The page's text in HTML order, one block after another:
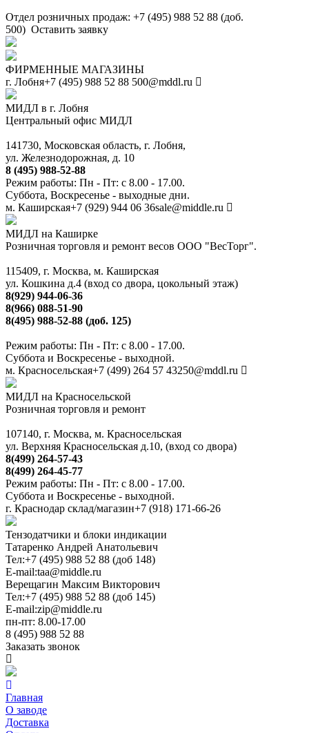
Отдел розничных продаж: +7 (495) 988 52 88 (доб.
500) Оставить заявку
ФИРМЕННЫЕ МАГАЗИНЫ
г. Лобня+7 (495) 988 52 88 500@mddl.ru
МИДЛ в г. Лобня
Центральный офис МИДЛ
141730, Московская область, г. Лобня,
ул. Железнодорожная, д. 10
8 (495) 988-52-88
Режим работы: Пн - Пт: с 8.00 - 17.00.
Суббота, Воскресенье - выходные дни.
м. Каширская+7 (929) 944 06 36sale@middle.ru
МИДЛ на Каширке
Розничная торговля и ремонт весов ООО "ВесТорг".
115409, г. Москва, м. Каширская
ул. Кошкина д.4 (вход со двора, цокольный этаж)
8(929) 944-06-36
8(966) 088-51-90
8(495) 988-52-88 (доб. 125)
Режим работы: Пн - Пт: с 8.00 - 17.00.
Суббота и Воскресенье - выходной.
м. Красносельская+7 (499) 264 57 43250@mddl.ru
МИДЛ на Красносельской
Розничная торговля и ремонт
107140, г. Москва, м. Красносельская
ул. Верхняя Красносельская д.10, (вход со двора)
8(499) 264-57-43
8(499) 264-45-77
Режим работы: Пн - Пт: с 8.00 - 17.00.
Суббота и Воскресенье - выходной.
г. Краснодар склад/магазин+7 (918) 171-66-26
Тензодатчики и блоки индикации
Татаренко Андрей Анатольевич
Тел:+7 (495) 988 52 88 (доб 148)
E-mail:taa@middle.ru
Верещагин Максим Викторович
Тел:+7 (495) 988 52 88 (доб 145)
E-mail:zip@middle.ru
пн-пт: 8.00-17.00
8 (495) 988 52 88
Заказать звонок
Главная
О заводе
Доставка